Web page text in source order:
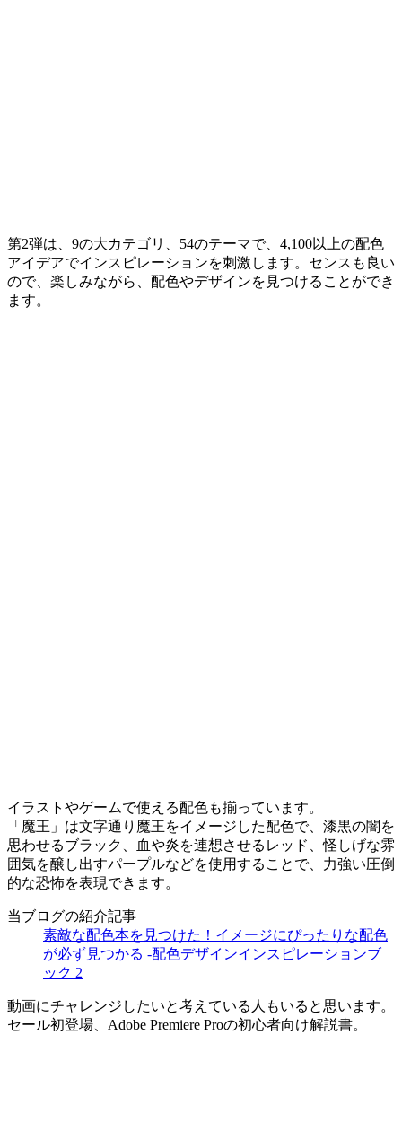
第2弾は、9の大カテゴリ、54のテーマで、4,100以上の配色
アイデアでインスピレーションを刺激します。センスも良い
ので、楽しみながら、配色やデザインを見つけることができ
ます。
イラストやゲームで使える配色も揃っています。
「魔王」は文字通り魔王をイメージした配色で、漆黒の闇を
思わせるブラック、血や炎を連想させるレッド、怪しげな雰
囲気を醸し出すパープルなどを使用することで、力強い圧倒
的な恐怖を表現できます。
当ブログの紹介記事
素敵な配色本を見つけた！イメージにぴったりな配色
が必ず見つかる -配色デザインインスピレーションブ
ック 2
動画にチャレンジしたいと考えている人もいると思います。
セール初登場、Adobe Premiere Proの初心者向け解説書。